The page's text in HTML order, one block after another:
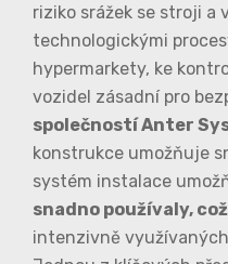
riziko srážek se stroji
technologickými
hypermarkety, ke
vozidel zásadní pro
společností Anter
konstrukce umožňuje
systém instalace
snadno používaly, což
intenzivně